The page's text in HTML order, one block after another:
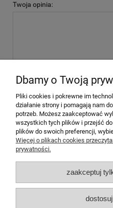
Twoja opinia:
Moje
Płatności i
Dbamy o Twoją
Pliki cookies i pokrewne im
działanie strony i pomagają nam
potrzeb. Możesz zaakceptować
wszystkich tych plików i przejść
plików do swoich preferencji,
Więcej o plikach cookies
prywatności.
zaakceptuj